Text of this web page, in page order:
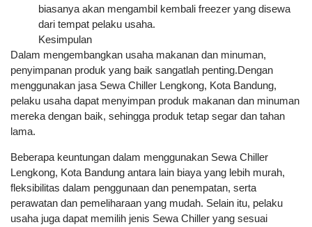
biasanya akan mengambil kembali freezer yang disewa
dari tempat pelaku usaha.
Kesimpulan
Dalam mengembangkan usaha makanan dan minuman,
penyimpanan produk yang baik sangatlah penting.Dengan
menggunakan jasa Sewa Chiller Lengkong, Kota Bandung,
pelaku usaha dapat menyimpan produk makanan dan minuman
mereka dengan baik, sehingga produk tetap segar dan tahan
lama.
Beberapa keuntungan dalam menggunakan Sewa Chiller
Lengkong, Kota Bandung antara lain biaya yang lebih murah,
fleksibilitas dalam penggunaan dan penempatan, serta
perawatan dan pemeliharaan yang mudah. Selain itu, pelaku
usaha juga dapat memilih jenis Sewa Chiller yang sesuai